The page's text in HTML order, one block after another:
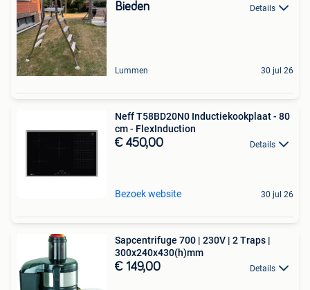
Bieden Details
Lummen 30 jul 26
Neff T58BD20N0 Inductiekookplaat - 80
cm - FlexInduction
€ 450,00 Details
Bezoek website 30 jul 26
Sapcentrifuge 700 | 230V | 2 Traps |
300x240x430(h)mm
€ 149,00 Details